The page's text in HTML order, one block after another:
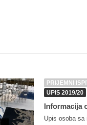
PRIJEMNI
UPIS 2019/20
Informacija
Upis osoba